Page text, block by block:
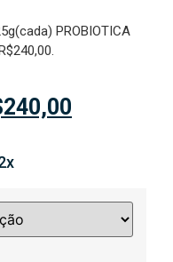
PROBIOTICA
240,00